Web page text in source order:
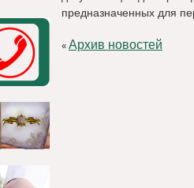
предназначенных для
«Архив новостей